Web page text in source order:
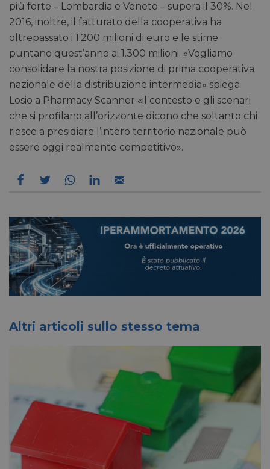
più forte – Lombardia e Veneto – supera il 30%. Nel
2016, inoltre, il fatturato della cooperativa ha
oltrepassato i 1.200 milioni di euro e le stime
puntano quest’anno ai 1.300 milioni. «Vogliamo
consolidare la nostra posizione di prima cooperativa
nazionale della distribuzione intermedia» spiega
Losio a Pharmacy Scanner «il contesto e gli scenari
che si profilano all’orizzonte dicono che soltanto chi
riesce a presidiare l’intero territorio nazionale può
essere oggi realmente competitivo».
Altri articoli sullo stesso tema